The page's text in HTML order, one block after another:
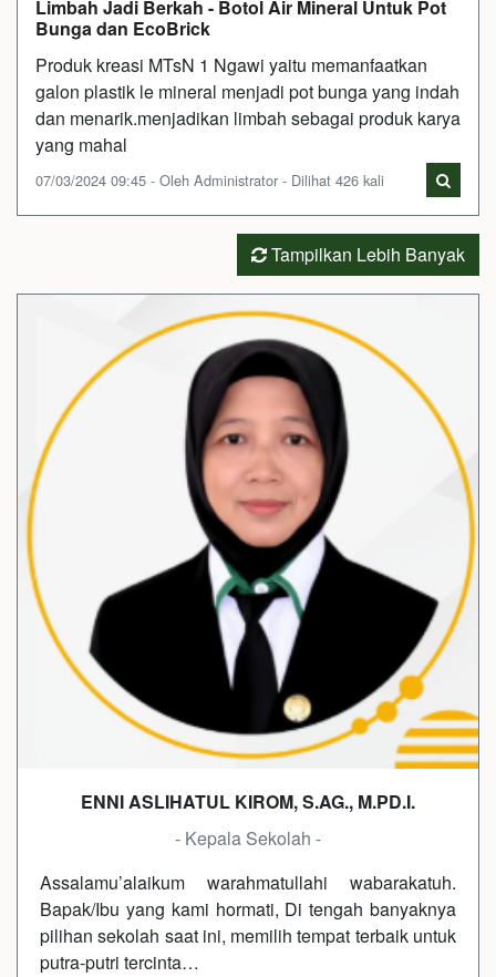
Limbah Jadi Berkah - Botol Air Mineral Untuk Pot
Bunga dan EcoBrick
Produk kreasi MTsN 1 Ngawi yaitu memanfaatkan
galon plastik le mineral menjadi pot bunga yang indah
dan menarik.menjadikan limbah sebagai produk karya
yang mahal
07/03/2024 09:45 - Oleh Administrator - Dilihat 426 kali
Tampilkan Lebih Banyak
ENNI ASLIHATUL KIROM, S.AG., M.PD.I.
- Kepala Sekolah -
Assalamu’alaikum warahmatullahi wabarakatuh.
Bapak/Ibu yang kami hormati, Di tengah banyaknya
pilihan sekolah saat ini, memilih tempat terbaik untuk
putra-putri tercinta…